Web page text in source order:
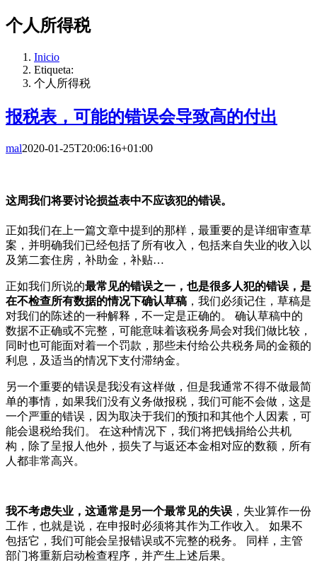
个人所得税
Inicio
Etiqueta:
个人所得税
报税表，可能的错误会导致高的付出
mal2020-01-25T20:06:16+01:00
这周我们将要讨论损益表中不应该犯的错误。
正如我们在上一篇文章中提到的那样，最重要的是详细审查草
案，并明确我们已经包括了所有收入，包括来自失业的收入以
及第二套住房，补助金，补贴…
正如我们所说的最常见的错误之一，也是很多人犯的错误，是
在不检查所有数据的情况下确认草稿 ，我们必须记住，草稿是
对我们的陈述的一种解释，不一定是正确的。 确认草稿中的
数据不正确或不完整，可能意味着该税务局会对我们做比较，
同时也可能面对着一个罚款，那些未付给公共税务局的金额的
利息，及适当的情况下支付滞纳金。
另一个重要的错误是我没有这样做，但是我通常不得不做最简
单的事情，如果我们没有义务做报税，我们可能不会做，这是
一个严重的错误，因为取决于我们的预扣和其他个人因素，可
能会退税给我们。 在这种情况下，我们将把钱捐给公共机
构，除了呈报人他外，损失了与返还本金相对应的数额，所有
人都非常高兴。
我不考虑失业，这通常是另一个最常见的失误 ，失业算作一份
工作，也就是说，在申报时必须将其作为工作收入。 如果不
包括它，我们可能会呈报错误或不完整的税务。 同样，主管
部门将重新启动检查程序，并产生上述后果。